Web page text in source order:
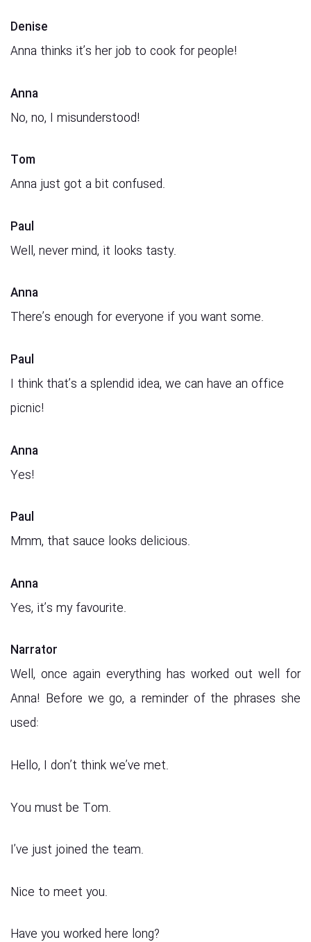
Denise
Anna thinks it’s her job to cook for people!
Anna
No, no, I misunderstood!
Tom
Anna just got a bit confused.
Paul
Well, never mind, it looks tasty.
Anna
There’s enough for everyone if you want some.
Paul
I think that’s a splendid idea, we can have an office
picnic!
Anna
Yes!
Paul
Mmm, that sauce looks delicious.
Anna
Yes, it’s my favourite.
Narrator
Well, once again everything has worked out well for
Anna! Before we go, a reminder of the phrases she
used:
Hello, I don’t think we’ve met.
You must be Tom.
I’ve just joined the team.
Nice to meet you.
Have you worked here long?